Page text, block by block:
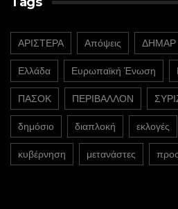
ΑΡΙΣΤΕΡΑ Απόψεις ΔΗΜΑΡ
Ελλάδα Ευρωπαϊκή Ένωση
ΠΑΣΟΚ ΠΕΡΙΒΑΛΛΟΝ
δημόσιο διαπλοκή εκλογές
κυβέρνηση μετανάστες